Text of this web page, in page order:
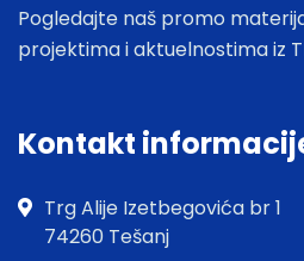
Pogledajte naš promo
projektima i aktuelnostima iz
Kontakt
Trg Alije Izetbegovića br 1
74260 Tešanj